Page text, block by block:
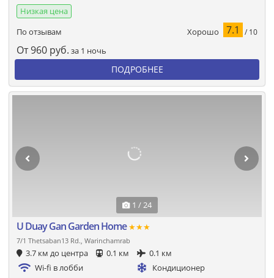
Низкая цена
По отзывам
Хорошо 7.1 / 10
От960 руб. за 1 ночь
ПОДРОБНЕЕ
1 / 24
U Duay Gan Garden Home★★★
7/1 Thetsaban13 Rd., Warinchamrab
3.7 км до центра 0.1 км
0.1 км
Wi-fi в лобби
Кондиционер